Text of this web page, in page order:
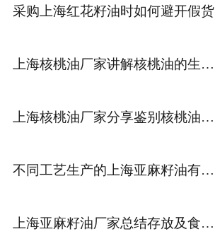
采购上海红花籽油时如何避开假货
上海核桃油厂家讲解核桃油的生产工艺流程
上海核桃油厂家分享鉴别核桃油品质的方法
不同工艺生产的上海亚麻籽油有什么区别
上海亚麻籽油厂家总结存放及食用上海亚麻籽油的要点